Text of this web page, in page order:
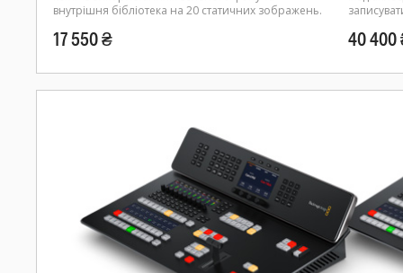
внутрішня бібліотека на 20 статичних зображень.
17 550 ₴ 40 400